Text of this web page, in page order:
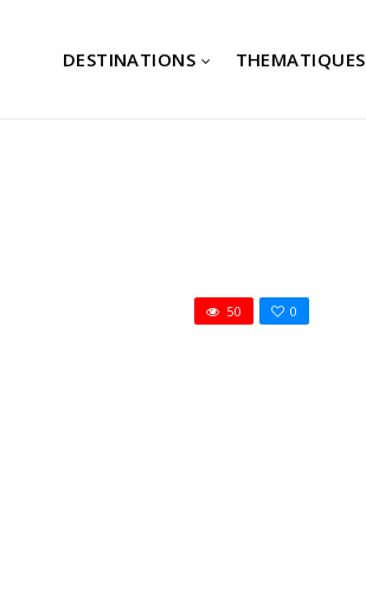
DESTINATIONS THEMATIQUES
0
50